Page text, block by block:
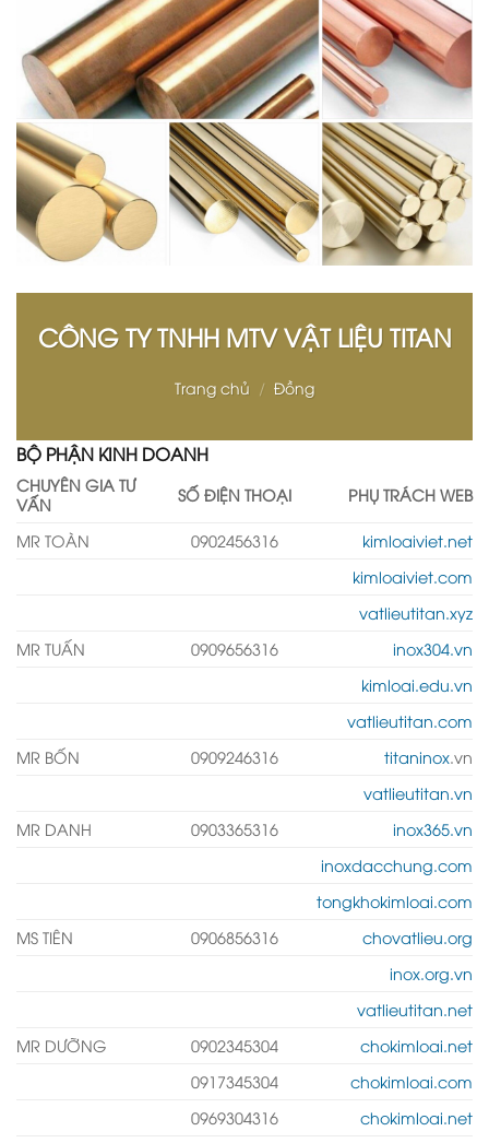
CÔNG TY TNHH MTV VẬT LIỆU TITAN
Trang chủ / Đồng
BỘ PHẬN KINH DOANH
CHUYÊN GIA TƯ
VẤN
SỐ ĐIỆN THOẠI PHỤ TRÁCH WEB
MR TOÀN 0902456316
kimloaiviet.net
kimloaiviet.com
vatlieutitan.xyz
MR TUẤN
0909656316
inox304.vn
kimloai.edu.vn
vatlieutitan.com
MR BỐN
0909246316 titaninox.vn
vatlieutitan.vn
MR DANH
0903365316
inox365.vn
inoxdacchung.com
tongkhokimloai.com
MS TIÊN
0906856316
chovatlieu.org
inox.org.vn
vatlieutitan.net
MR DƯỠNG
0902345304
chokimloai.net
0917345304
chokimloai.com
0969304316
chokimloai.net